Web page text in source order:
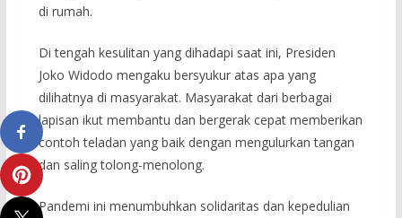
di rumah.
Di tengah kesulitan yang dihadapi saat ini, Presiden
Joko Widodo mengaku bersyukur atas apa yang
dilihatnya di masyarakat. Masyarakat dari berbagai
lapisan ikut membantu dan bergerak cepat memberikan
contoh teladan yang baik dengan mengulurkan tangan
dan saling tolong-menolong.
Pandemi ini menumbuhkan solidaritas dan kepedulian